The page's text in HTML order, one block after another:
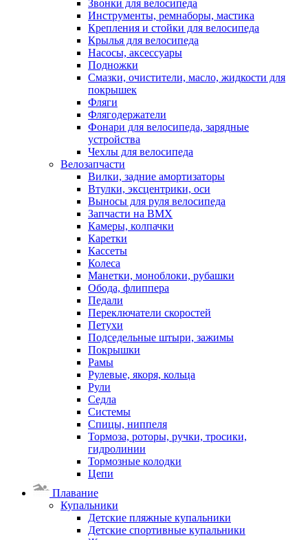
Звонки для велосипеда
Инструменты, ремнаборы, мастика
Крепления и стойки для велосипеда
Крылья для велосипеда
Насосы, аксессуары
Подножки
Смазки, очистители, масло, жидкости для
покрышек
Фляги
Флягодержатели
Фонари для велосипеда, зарядные
устройства
Чехлы для велосипеда
Велозапчасти
Вилки, задние амортизаторы
Втулки, эксцентрики, оси
Выносы для руля велосипеда
Запчасти на BMX
Камеры, колпачки
Каретки
Кассеты
Колеса
Манетки, моноблоки, рубашки
Обода, флиппера
Педали
Переключатели скоростей
Петухи
Подседельные штыри, зажимы
Покрышки
Рамы
Рулевые, якоря, кольца
Рули
Седла
Системы
Спицы, ниппеля
Тормоза, роторы, ручки, тросики,
гидролинии
Тормозные колодки
Цепи
Плавание
Купальники
Детские пляжные купальники
Детские спортивные купальники